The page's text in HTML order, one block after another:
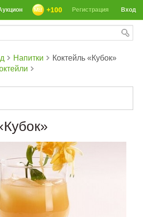
Вход
Регистрация
+100
Напитки
Коктейль «Кубок»